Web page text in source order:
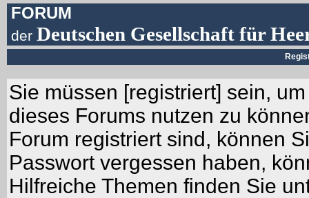
FORUM
derDeutschen Gesellschaft für
Sie müssen [registriert] sein,
dieses Forums nutzen zu
Forum registriert sind, können
Passwort vergessen haben,
Hilfreiche Themen finden Sie